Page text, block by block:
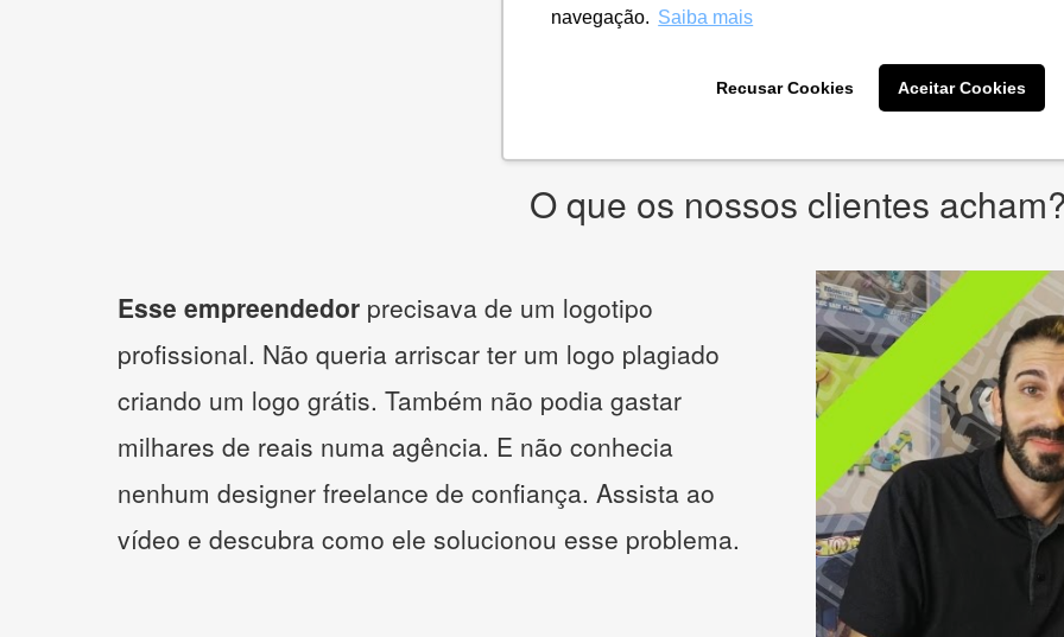
navegação. Saiba mais
Recusar Cookies Aceitar Cookies
CRIE SUA MARCA
* Prometemos não compartilhar e utilizar seus dados para enviar
qualquer tipo de SPAM. Confira asPolíticas de Privacidade.
O que os nossos clientes
Esse empreendedor precisava de um logotipo
profissional. Não queria arriscar ter um logo plagiado
criando um logo grátis. Também não podia gastar
milhares de reais numa agência. E não conhecia
nenhum designer freelance de confiança. Assista ao
vídeo e descubra como ele solucionou esse problema.